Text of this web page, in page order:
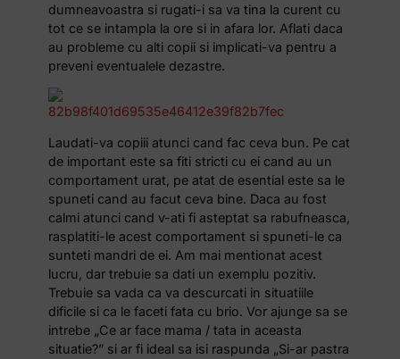
dumneavoastra si rugati-i sa va tina la curent cu
tot ce se intampla la ore si in afara lor. Aflati daca
au probleme cu alti copii si implicati-va pentru a
preveni eventualele dezastre.
Laudati-va copiii atunci cand fac ceva bun. Pe cat
de important este sa fiti stricti cu ei cand au un
comportament urat, pe atat de esential este sa le
spuneti cand au facut ceva bine. Daca au fost
calmi atunci cand v-ati fi asteptat sa rabufneasca,
rasplatiti-le acest comportament si spuneti-le ca
sunteti mandri de ei. Am mai mentionat acest
lucru, dar trebuie sa dati un exemplu pozitiv.
Trebuie sa vada ca va descurcati in situatiile
dificile si ca le faceti fata cu brio. Vor ajunge sa se
intrebe „Ce ar face mama / tata in aceasta
situatie?” si ar fi ideal sa isi raspunda „Si-ar pastra